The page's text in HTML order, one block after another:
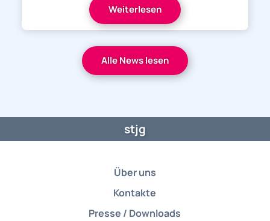
Weiterlesen
Alle News lesen
stjg
Über uns
Kontakte
Presse / Downloads